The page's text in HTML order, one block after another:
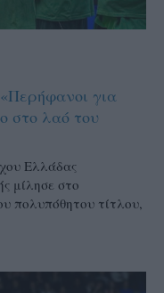
για
στο λαό του
Ελλάδας
μίλησε στο
πολυπόθητου τίτλου,